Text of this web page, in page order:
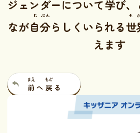
ジェンダーについて学び、
なが自
じ
分
ぶん
らしくいられる世
せ
えます
前
まえ
へ 戻
もど
る